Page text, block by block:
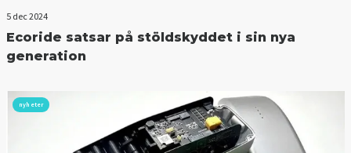
5 dec 2024
Ecoride satsar på stöldskyddet i sin nya
generation
nyheter